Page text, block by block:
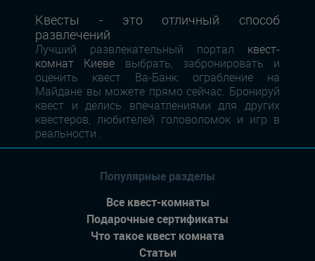
Квесты - это отличный способ
развлечений
Лучший развлекательный портал квест-
комнат Киеве выбрать, забронировать и
оценить квест Ва-Банк: ограбление на
Майдане вы можете прямо сейчас. Бронируй
квест и делись впечатлениями для других
квестеров, любителей головоломок и игр в
реальности .
Популярные разделы
Все квест-комнаты
Подарочные сертификаты
Что такое квест комната
Статьи